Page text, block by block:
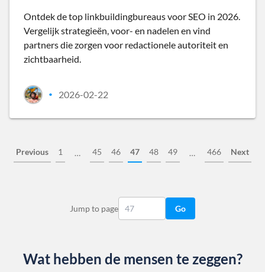
Ontdek de top linkbuildingbureaus voor SEO in 2026.
Vergelijk strategieën, voor- en nadelen en vind
partners die zorgen voor redactionele autoriteit en
zichtbaarheid.
• 2026-02-22
Previous 1 … 45 46 47 48 49 … 466 Next
Jump to page Go
Wat hebben de mensen te zeggen?